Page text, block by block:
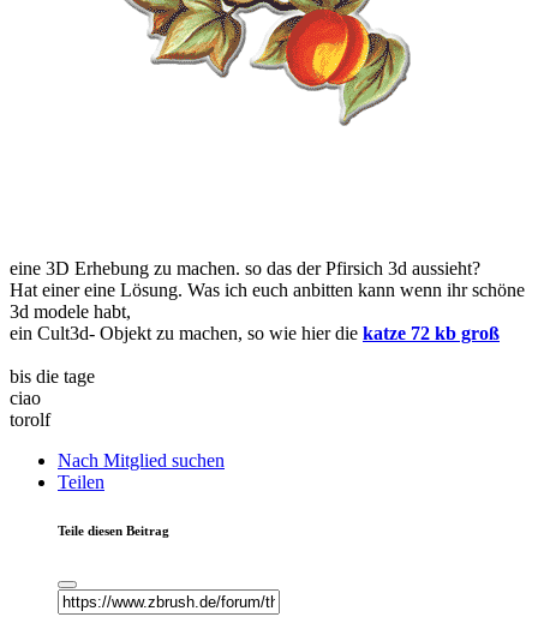
eine 3D Erhebung zu machen. so das der Pfirsich 3d aussieht?
Hat einer eine Lösung. Was ich euch anbitten kann wenn ihr schöne
3d modele habt,
ein Cult3d- Objekt zu machen, so wie hier die katze 72 kb groß
bis die tage
ciao
torolf
Nach Mitglied suchen
Teilen
Teile diesen Beitrag